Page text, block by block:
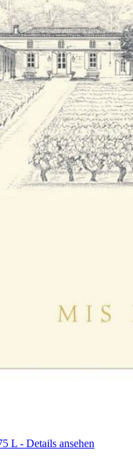
L - Details ansehen